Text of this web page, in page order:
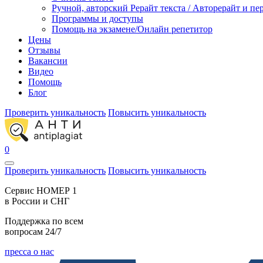
Ручной, авторский Рерайт текста / Авторерайт и
Программы и доступы
Помощь на экзамене/Онлайн репетитор
Цены
Отзывы
Вакансии
Видео
Помощь
Блог
Проверить уникальность Повысить уникальность
0
Проверить уникальность Повысить уникальность
Cервис НОМЕР 1
в России и СНГ
Поддержка по всем
вопросам 24/7
пресса о нас